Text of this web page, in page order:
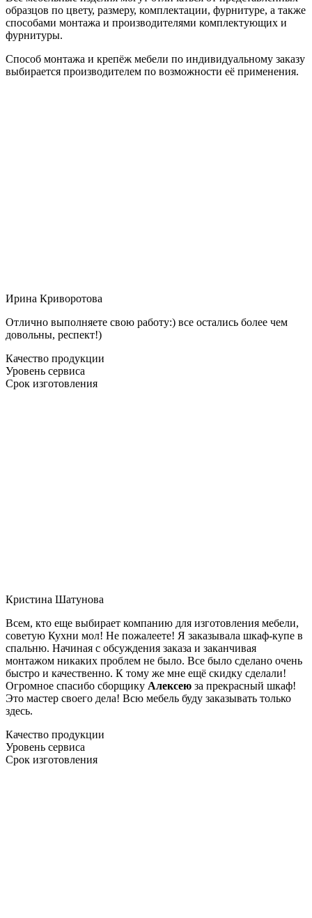
образцов по цвету, размеру, комплектации, фурнитуре, а также
способами монтажа и производителями комплектующих и
фурнитуры.
Способ монтажа и крепёж мебели по индивидуальному заказу
выбирается производителем по возможности её применения.
Ирина Криворотова
Отлично выполняете свою работу:) все остались более чем
довольны, респект!)
Качество продукции
Уровень сервиса
Срок изготовления
Кристина Шатунова
Всем, кто еще выбирает компанию для изготовления мебели,
советую Кухни мол! Не пожалеете! Я заказывала шкаф-купе в
спальню. Начиная с обсуждения заказа и заканчивая
монтажом никаких проблем не было. Все было сделано очень
быстро и качественно. К тому же мне ещё скидку сделали!
Огромное спасибо сборщику Алексею за прекрасный шкаф!
Это мастер своего дела! Всю мебель буду заказывать только
здесь.
Качество продукции
Уровень сервиса
Срок изготовления